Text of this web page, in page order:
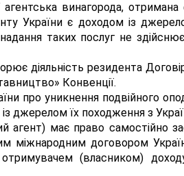
винагорода,
України є доходом із
таких послуг не
діяльність резидента
Конвенції.
про уникнення подвійного
джерелом їх походження з
має право самостійно
міжнародним договором
(власником)